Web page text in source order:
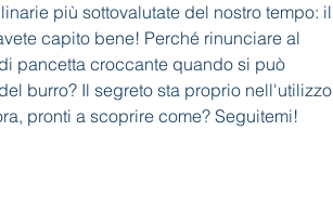
più sottovalutate del nostro tempo: il
capito bene! Perché rinunciare al
pancetta croccante quando si può
burro? Il segreto sta proprio nell'utilizzo
pronti a scoprire come? Seguitemi!